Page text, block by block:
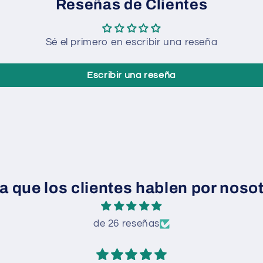
Reseñas de Clientes
Sé el primero en escribir una reseña
Escribir una reseña
que los clientes hablen por
de 26 reseñas